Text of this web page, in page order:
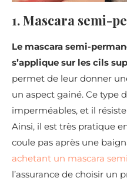
1. Mascara semi-
Le mascara semi-
s’applique sur les cils
permet de leur donner
un aspect gainé. Ce type
imperméables, et il
Ainsi, il est très pratique
coule pas après une
achetant un mascara
l’assurance de choisir un